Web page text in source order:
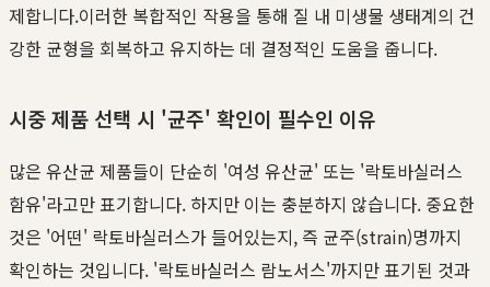
제합니다.이러한 복합적인 작용을 통해 질 내 미생물 생태계의 건
강한 균형을 회복하고 유지하는 데 결정적인 도움을 줍니다.
시중 제품 선택 시 '균주' 확인이 필수인 이유
많은 유산균 제품들이 단순히 '여성 유산균' 또는 '락토바실러스
함유'라고만 표기합니다. 하지만 이는 충분하지 않습니다. 중요한
것은 '어떤' 락토바실러스가 들어있는지, 즉 균주(strain)명까지
확인하는 것입니다. '락토바실러스 람노서스'까지만 표기된 것과